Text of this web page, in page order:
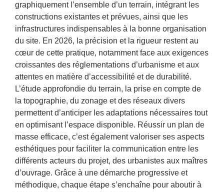
graphiquement l’ensemble d’un terrain, intégrant les
constructions existantes et prévues, ainsi que les
infrastructures indispensables à la bonne organisation
du site. En 2026, la précision et la rigueur restent au
cœur de cette pratique, notamment face aux exigences
croissantes des réglementations d’urbanisme et aux
attentes en matière d’accessibilité et de durabilité.
L’étude approfondie du terrain, la prise en compte de
la topographie, du zonage et des réseaux divers
permettent d’anticiper les adaptations nécessaires tout
en optimisant l’espace disponible. Réussir un plan de
masse efficace, c’est également valoriser ses aspects
esthétiques pour faciliter la communication entre les
différents acteurs du projet, des urbanistes aux maîtres
d’ouvrage. Grâce à une démarche progressive et
méthodique, chaque étape s’enchaîne pour aboutir à